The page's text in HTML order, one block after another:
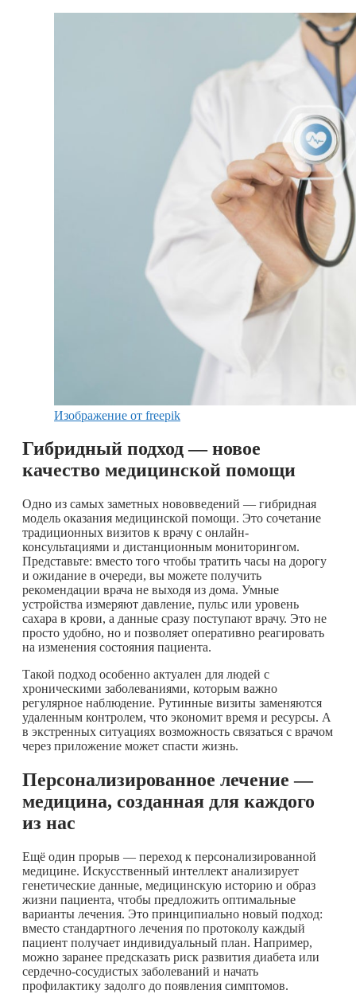
Изображение от freepik
Гибридный подход — новое
качество медицинской помощи
Одно из самых заметных нововведений — гибридная
модель оказания медицинской помощи. Это сочетание
традиционных визитов к врачу с онлайн-
консультациями и дистанционным мониторингом.
Представьте: вместо того чтобы тратить часы на дорогу
и ожидание в очереди, вы можете получить
рекомендации врача не выходя из дома. Умные
устройства измеряют давление, пульс или уровень
сахара в крови, а данные сразу поступают врачу. Это не
просто удобно, но и позволяет оперативно реагировать
на изменения состояния пациента.
Такой подход особенно актуален для людей с
хроническими заболеваниями, которым важно
регулярное наблюдение. Рутинные визиты заменяются
удаленным контролем, что экономит время и ресурсы. А
в экстренных ситуациях возможность связаться с врачом
через приложение может спасти жизнь.
Персонализированное лечение —
медицина, созданная для каждого
из нас
Ещё один прорыв — переход к персонализированной
медицине. Искусственный интеллект анализирует
генетические данные, медицинскую историю и образ
жизни пациента, чтобы предложить оптимальные
варианты лечения. Это принципиально новый подход:
вместо стандартного лечения по протоколу каждый
пациент получает индивидуальный план. Например,
можно заранее предсказать риск развития диабета или
сердечно-сосудистых заболеваний и начать
профилактику задолго до появления симптомов.